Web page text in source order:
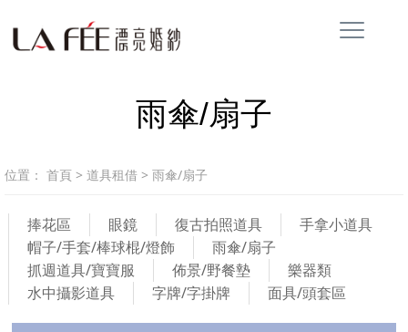
雨傘/扇子
位置： 首頁 > 道具租借 > 雨傘/扇子
捧花區 眼鏡 復古拍照道具
手拿小道具
帽子/手套/棒球棍/燈飾
雨傘/扇子
抓週道具/寶寶服
佈景/野餐墊
樂器類
水中攝影道具
字牌/字掛牌 面具/頭套區